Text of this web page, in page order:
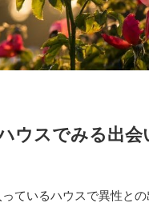
ウスでみる出会
ているハウスで異性と